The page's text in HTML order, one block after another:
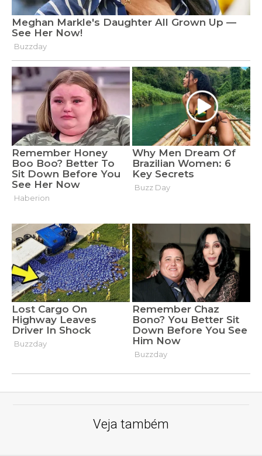
Veja também